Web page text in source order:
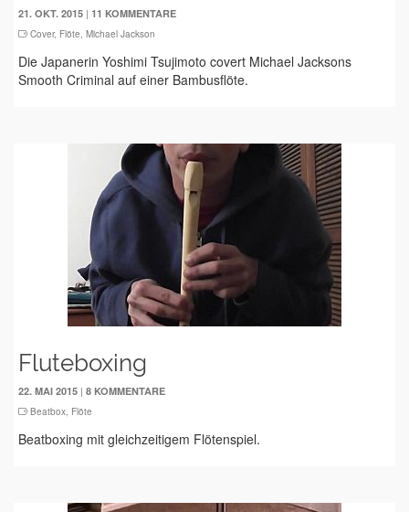
21. OKT. 2015 | 11 KOMMENTARE
Cover, Flöte, Michael Jackson
Die Japanerin Yoshimi Tsujimoto covert Michael Jacksons
Smooth Criminal auf einer Bambusflöte.
Fluteboxing
22. MAI 2015 | 8 KOMMENTARE
Beatbox, Flöte
Beatboxing mit gleichzeitigem Flötenspiel.